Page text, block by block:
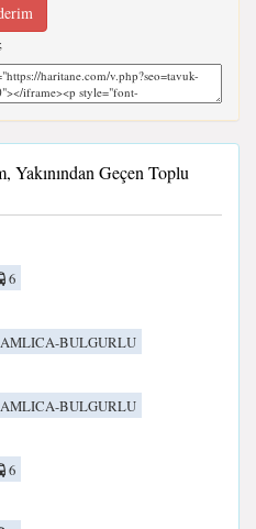
Yakınından Geçen Toplu
6
BULGURLU
BULGURLU
6